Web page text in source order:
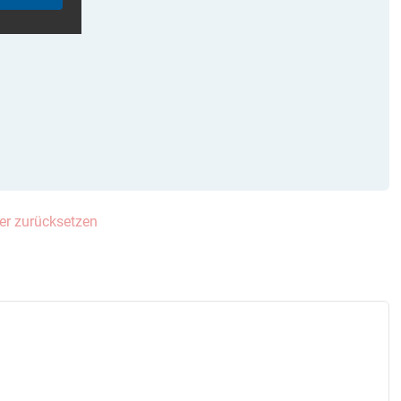
zurücksetzen